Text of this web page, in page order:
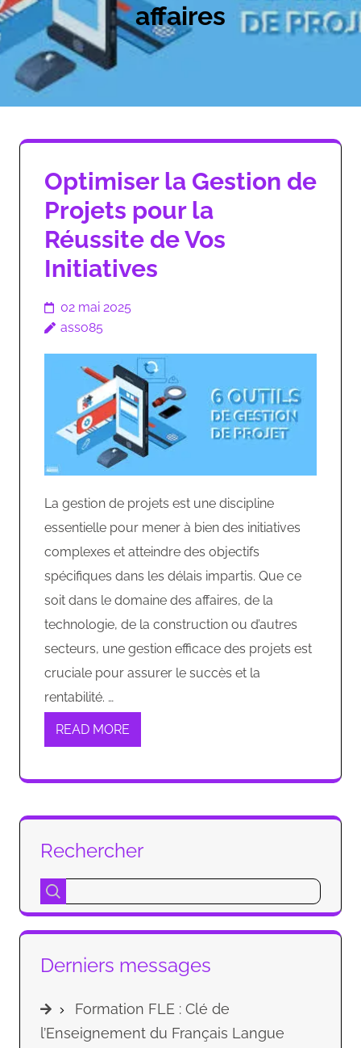
affaires
Optimiser la Gestion de
Projets pour la
Réussite de Vos
Initiatives
02 mai 2025
asso85
La gestion de projets est une discipline
essentielle pour mener à bien des initiatives
complexes et atteindre des objectifs
spécifiques dans les délais impartis. Que ce
soit dans le domaine des affaires, de la
technologie, de la construction ou d’autres
secteurs, une gestion efficace des projets est
cruciale pour assurer le succès et la
rentabilité. …
READ MORE
Rechercher
Derniers messages
Formation FLE : Clé de
l’Enseignement du Français Langue